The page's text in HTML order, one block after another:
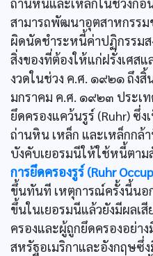
ถ่านหินและเหล็กในช่วงก่อ
สามารถพัฒนาอุตสาหกรรม
ผิดนัดชำระหนี้ค่าปฏิกรรมส
สิ่งของที่ต้องให้แก่ฝรั่งเศส
งวดในช่วง ค.ศ. ๑๙๒๑ ถึง
มกราคม ค.ศ. ๑๙๒๓ ประเท
ยึดครองแคว้นรูร์ (Ruhr) ซึ่
ถ่านหิน เหล็ก และเหล็กกล้
บังคับเยอรมนีให้ใช้หนี้ตา
การยึดครองรูร์ (Ruhr
ขึ้นทันที เหตุการณ์ครั้งนี้นอ
ขึ้นในเยอรมนีแล้วยังมีผลเ
ครองและผู้ถูกยึดครองอย่า
สหรัฐอเมริกาและอังกฤษซึ่